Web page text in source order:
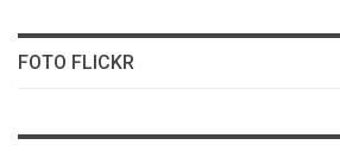
FOTO FLICKR